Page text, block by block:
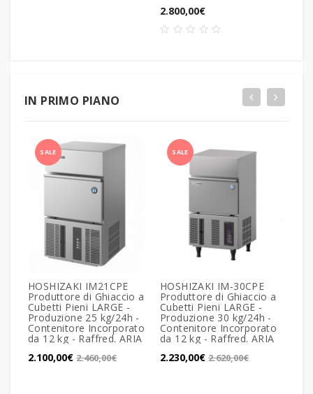
2.800,00€
IN PRIMO PIANO
SALE
HOSHIZAKI IM21CPE
Produttore di Ghiaccio a
Cubetti Pieni LARGE -
Produzione 25 kg/24h -
Contenitore Incorporato
da 12 kg - Raffred. ARIA
2.100,00€ 2.460,00€
SALE
HOSHIZAKI IM-30CPE
Produttore di Ghiaccio a
Cubetti Pieni LARGE -
Produzione 30 kg/24h -
Contenitore Incorporato
da 12 kg - Raffred. ARIA
2.230,00€ 2.620,00€